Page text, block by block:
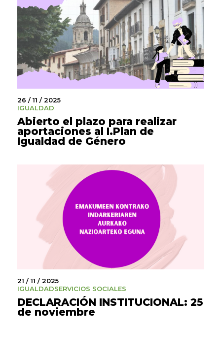
26 / 11 / 2025
IGUALDAD
Abierto el plazo para realizar
aportaciones al I.Plan de
Igualdad de Género
21 / 11 / 2025
IGUALDADSERVICIOS SOCIALES
DECLARACIÓN INSTITUCIONAL: 25
de noviembre